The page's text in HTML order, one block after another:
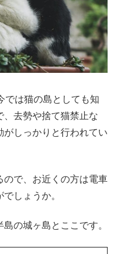
では猫の島としても知
、去勢や捨て猫禁止な
がしっかりと行われてい
ので、お近くの方は電車
しょうか。
の城ヶ島とここです。